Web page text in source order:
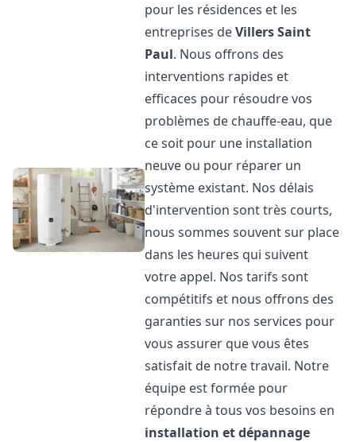
pour les résidences et les
entreprises deVillers Saint
Paul. Nous offrons des
interventions rapides et
efficaces pour résoudre vos
problèmes de chauffe-eau, que
ce soit pour une installation
neuve ou pour réparer un
système existant. Nos délais
d'intervention sont très courts,
nous sommes souvent sur place
dans les heures qui suivent
votre appel. Nos tarifs sont
compétitifs et nous offrons des
garanties sur nos services pour
vous assurer que vous êtes
satisfait de notre travail. Notre
équipe est formée pour
répondre à tous vos besoins en
installation et dépannage